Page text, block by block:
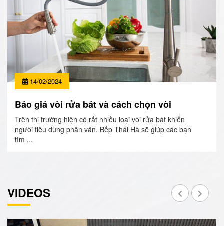
14/02/2024
Báo giá vòi rửa bát và cách chọn vòi
Trên thị trường hiện có rất nhiều loại vòi rửa bát khiến
người tiêu dùng phân vân. Bếp Thái Hà sẽ giúp các bạn
tìm ...
VIDEOS